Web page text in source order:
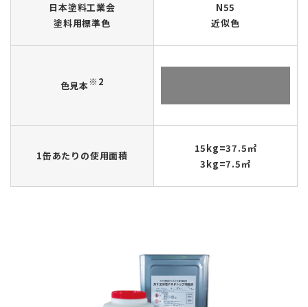
日本塗料工業会
塗料用標準色
N55
近似色
色見本※2
1缶あたりの使用面積
15kg=37.5㎡
3kg=7.5㎡